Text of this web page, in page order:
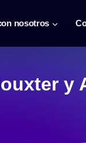
nosotros
y